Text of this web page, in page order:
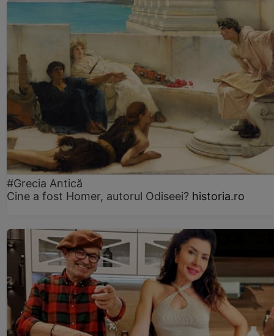
#Grecia Antică
Cine a fost Homer, autorul Odiseei? historia.ro